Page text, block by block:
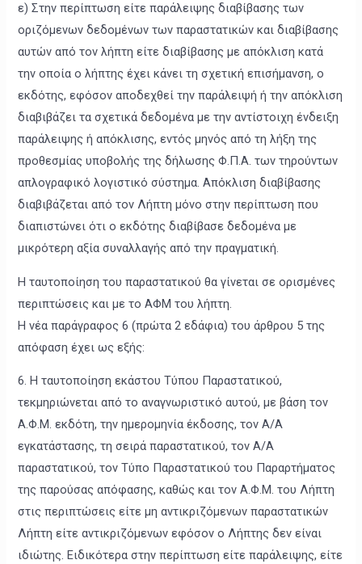
ε) Στην περίπτωση είτε παράλειψης διαβίβασης των
οριζόμενων δεδομένων των παραστατικών και διαβίβασης
αυτών από τον λήπτη είτε διαβίβασης με απόκλιση κατά
την οποία ο λήπτης έχει κάνει τη σχετική επισήμανση, ο
εκδότης, εφόσον αποδεχθεί την παράλειψή ή την απόκλιση
διαβιβάζει τα σχετικά δεδομένα με την αντίστοιχη ένδειξη
παράλειψης ή απόκλισης, εντός μηνός από τη λήξη της
προθεσμίας υποβολής της δήλωσης Φ.Π.Α. των τηρούντων
απλογραφικό λογιστικό σύστημα. Απόκλιση διαβίβασης
διαβιβάζεται από τον Λήπτη μόνο στην περίπτωση που
διαπιστώνει ότι ο εκδότης διαβίβασε δεδομένα με
μικρότερη αξία συναλλαγής από την πραγματική.
Η ταυτοποίηση του παραστατικού θα γίνεται σε ορισμένες
περιπτώσεις και με το ΑΦΜ του λήπτη.
Η νέα παράγραφος 6 (πρώτα 2 εδάφια) του άρθρου 5 της
απόφαση έχει ως εξής:
6. Η ταυτοποίηση εκάστου Τύπου Παραστατικού,
τεκμηριώνεται από το αναγνωριστικό αυτού, με βάση τον
Α.Φ.Μ. εκδότη, την ημερομηνία έκδοσης, τον Α/Α
εγκατάστασης, τη σειρά παραστατικού, τον Α/Α
παραστατικού, τον Τύπο Παραστατικού του Παραρτήματος
της παρούσας απόφασης, καθώς και τον Α.Φ.Μ. του Λήπτη
στις περιπτώσεις είτε μη αντικριζόμενων παραστατικών
Λήπτη είτε αντικριζόμενων εφόσον ο Λήπτης δεν είναι
ιδιώτης. Ειδικότερα στην περίπτωση είτε παράλειψης, είτε